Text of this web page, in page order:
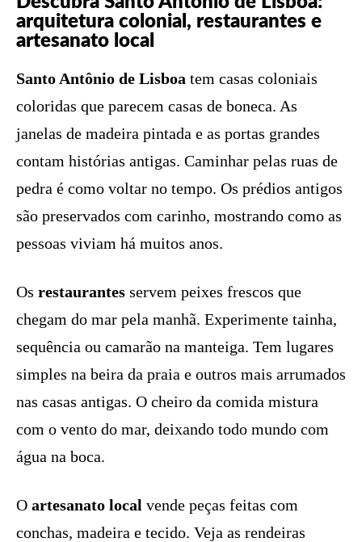
arquitetura colonial, restaurantes e
artesanato local
Santo Antônio de Lisboa tem casas coloniais
coloridas que parecem casas de boneca. As
janelas de madeira pintada e as portas grandes
contam histórias antigas. Caminhar pelas ruas de
pedra é como voltar no tempo. Os prédios antigos
são preservados com carinho, mostrando como as
pessoas viviam há muitos anos.
Os restaurantes servem peixes frescos que
chegam do mar pela manhã. Experimente tainha,
sequência ou camarão na manteiga. Tem lugares
simples na beira da praia e outros mais arrumados
nas casas antigas. O cheiro da comida mistura
com o vento do mar, deixando todo mundo com
água na boca.
O artesanato local vende peças feitas com
conchas, madeira e tecido. Veja as rendeiras